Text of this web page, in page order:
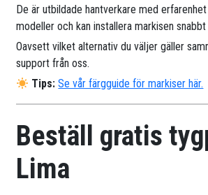
De är utbildade hantverkare med
modeller och kan installera markisen
Oavsett vilket alternativ du väljer gäller
support från oss.
Tips: Se vår färgguide för markiser här.
Beställ gratis
Lima